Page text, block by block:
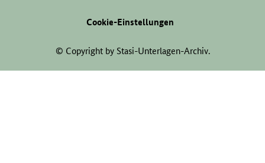
Cookie-Einstellungen
© Copyright by Stasi-Unterlagen-Archiv.